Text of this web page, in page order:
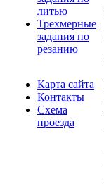
литью
Трехмерные
задания по
резанию
Карта сайта
Контакты
Схема
проезда